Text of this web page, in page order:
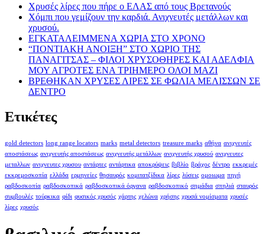
Χρυσές λίρες που πήρε ο ΕΛΑΣ από τους Βρετανούς
Χόμπι που γεμίζουν την καρδιά. Ανιχνευτές μετάλλων και
χρυσού.
ΕΓΚΑΤΑΛΕΙΜΜΕΝΑ ΧΩΡΙΑ ΣΤΟ ΧΡΟΝΟ
“ΠΟΝΤΙΑΚΗ ΑΝΟΙΞΗ” ΣΤΟ ΧΩΡΙΟ ΤΗΣ
ΠΑΝΑΓΙΤΣΑΣ – ΦΙΛΟΙ ΧΡΥΣΟΘΗΡΕΣ ΚΑΙ ΑΔΕΛΦΙΑ
ΜΟΥ ΑΓΡΟΤΕΣ ΕΝΑ ΤΡΙΗΜΕΡΟ ΟΛΟΙ ΜΑΖΙ
ΒΡΕΘΗΚΑΝ ΧΡΥΣΕΣ ΛΙΡΕΣ ΣΕ ΦΩΛΙΑ ΜΕΛΙΣΣΩΝ ΣΕ
ΔΕΝΤΡΟ
Ετικέτες
gold detectors long range locators marks metal detectors treasure marks αθήνα ανιχνευτές
αποστάσεως ανιχνευτής αποστάσεως ανιχνευτής μετάλλων ανιχνευτής χρυσού ανιχνευτες
μεταλλων ανιχνευτες χρυσου αντάρτες αντάρτικα αποκρύψεις βιβλίο βράχος δέντρο εκκρεμές
εκκρεμοσκοπία ελλάδα ερμηνείες θησαυρός κομιτατζίδικα λίρες λύσεις ομοιωμα πηγή
ραβδοσκοπία ραβδοσκοπικά ραβδοσκοπικά όργανα ραβδοσκοπικό σημάδια σπηλιά σταυρός
συμβουλές τούρκικα φίδι φυσικός χρυσός χάρτης χελώνα χρήσης χρυσά νομίσματα χρυσές
λίρες χρυσός